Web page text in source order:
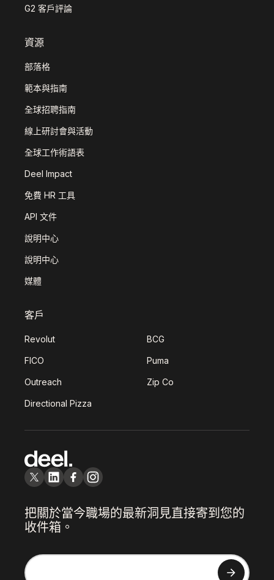
G2 客戶評論
資源
部落格
範本與指南
全球招聘指南
線上研討會與活動
全球工作術語表
Deel Impact
免費 HR 工具
API 文件
說明中心
說明中心
媒體
客戶
Revolut BCG
FICO Puma
Outreach Zip Co
Directional Pizza
把關於當今職場的最新洞見直接寄到您的
收件箱。